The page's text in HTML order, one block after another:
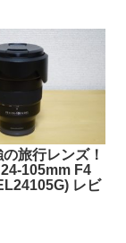
旅行レンズ！
105mm F4
レビ